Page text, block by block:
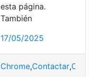
Copa Sudamericana
esta página.
También
17/05/2025
Chrome,Contactar,